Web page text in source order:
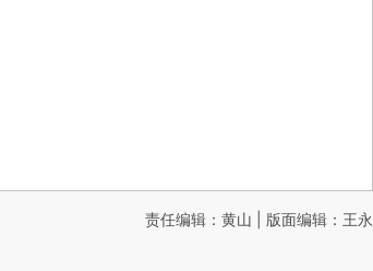
责任编辑：黄山 | 版面编辑：王永